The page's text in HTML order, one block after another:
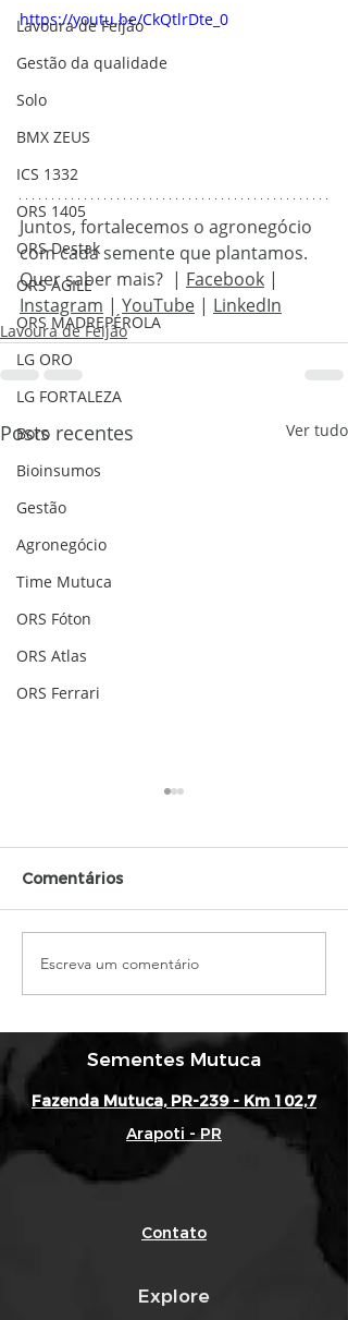
Lavoura de Feijão
Gestão da qualidade
Solo
BMX ZEUS
ICS 1332
ORS 1405
ORS Destak
ORS ÁGILE
ORS MADREPÉROLA
LG ORO
LG FORTALEZA
Boro
Bioinsumos
Gestão
Agronegócio
Time Mutuca
ORS Fóton
ORS Atlas
ORS Ferrari
https://youtu.be/CkQtlrDte_0
Juntos, fortalecemos o agronegócio
com cada semente que plantamos.
Quer saber mais?  | Facebook |
Instagram | YouTube | LinkedIn
Lavoura de Feijão
Posts recentes Ver tudo
Ensaio de
espaçamento 25 cm x
Comentários
Escreva um comentário
Contato
Arapoti - PR
Fazenda Mutuca, PR-239 - Km 102,7
Sementes Mutuca
Explore